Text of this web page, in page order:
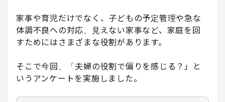
家事や育児だけでなく、子どもの予定管理や急な
体調不良への対応、見えない家事など、家庭を回
すためにはさまざまな役割があります。
そこで今回、「夫婦の役割で偏りを感じる？」と
いうアンケートを実施しました。